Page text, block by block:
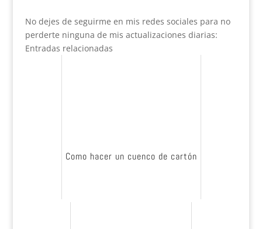
No dejes de seguirme en mis redes sociales para no
perderte ninguna de mis actualizaciones diarias:
Entradas relacionadas
Como hacer un cuenco de cartón